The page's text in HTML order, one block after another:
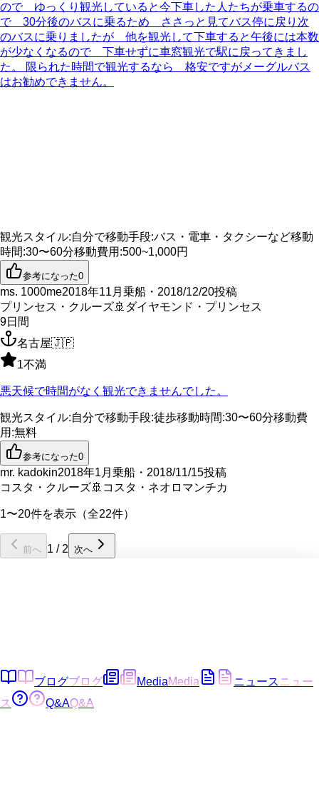
ので ゆっくり観光していると今下車した人たちが乗車するの
で 30分後のバスに乗るため ささっと見てバス停に戻り次
のバスに乗りましたが 他を観光して下車すると午後には本数
が少なくなるので 下車せずに車窓観光で駅に戻ってきまし
た。 限られた時間で観光するなら 格安ですがメーグルバス
はお勧めできません。
観光スタイル:自分で移動手段:バス・電車・タクシーなど移動
時間:30〜60分移動費用 :500~1,000円
参考になった0
ms. 1000me2018年11月乗船・2018/12/20投稿
プリンセス・クルーズ🚢 ダイヤモンド・プリンセス
9日間
名古屋🇯🇵
1不満
悪天候で時間がなく観光できませんでした。
観光スタイル:自分で移動手段:徒歩移動時間:30〜60分移動費
用 :無料
参考になった0
mr. kadokin2018年1月乗船・2018/11/15投稿
コスタ・クルーズ🚢 コスタ・ネオロマンチカ
1〜20件を表示（全22件）
前へ 1 / 2 次へ
ブログブログ MediaMedia ニュース ニュー
ス
Q&AQ&A